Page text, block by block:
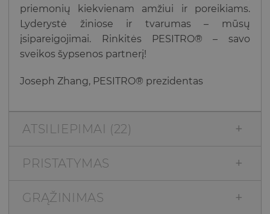
priemonių kiekvienam amžiui ir poreikiams.
Lyderystė žiniose ir tvarumas – mūsų
įsipareigojimai. Rinkitės PESITRO® – savo
sveikos šypsenos partnerį!
Joseph Zhang, PESITRO® prezidentas
ATSILIEPIMAI (22)
PRISTATYMAS
GRĄŽINIMAS